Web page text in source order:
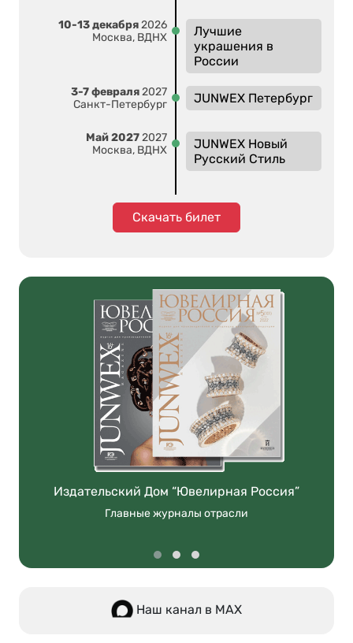
10-13 декабря2026
Москва, ВДНХ
Лучшие
украшения в
России
3-7 февраля2027
Санкт-Петербург
JUNWEX Петербург
Май 20272027
Москва, ВДНХ
JUNWEX Новый
Русский Стиль
Скачать билет
Издательский Дом “Ювелирная Россия”
Главные журналы отрасли
Наш канал в МАХ